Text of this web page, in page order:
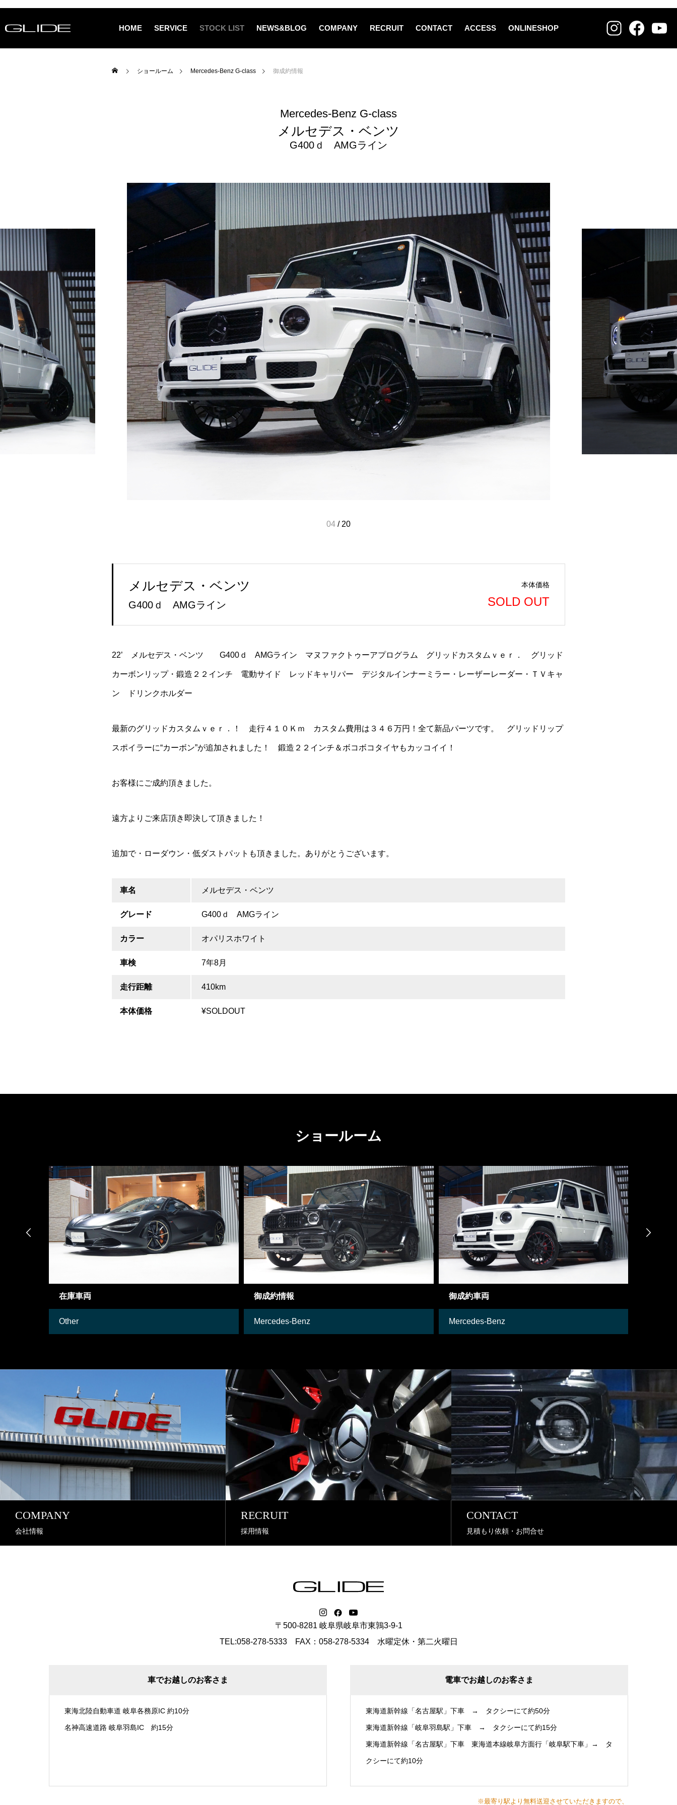
HOME SERVICE STOCK LIST NEWS&BLOG COMPANY RECRUIT CONTACT ACCESS ONLINESHOP
ショールーム Mercedes-Benz G-class 御成約情報
Mercedes-Benz G-class
メルセデス・ベンツ
G400ｄ AMGライン
04 / 20
メルセデス・ベンツ
G400ｄ AMGライン
本体価格
SOLD OUT
22’ メルセデス・ベンツ G400ｄ AMGライン マヌファクトゥーアプログラム グリッドカスタムｖｅｒ． グリッド
カーボンリップ・鍛造２２インチ 電動サイド レッドキャリパー デジタルインナーミラー・レーザーレーダー・ＴＶキャ
ン ドリンクホルダー
最新のグリッドカスタムｖｅｒ．！ 走行４１０Ｋｍ カスタム費用は３４６万円！全て新品パーツです。 グリッドリップ
スポイラーに“カーボン”が追加されました！ 鍛造２２インチ＆ボコボコタイヤもカッコイイ！
お客様にご成約頂きました。
遠方よりご来店頂き即決して頂きました！
追加で・ローダウン・低ダストパットも頂きました。ありがとうございます。
車名 メルセデス・ベンツ
グレード G400ｄ AMGライン
カラー オパリスホワイト
車検 7年8月
走行距離 410km
本体価格 ¥SOLDOUT
ショールーム
御成約情報 御成約車両
Mercedes-Benz
在庫車両
Lamborghini
 
COMPANY
会社情報
RECRUIT
採用情報
CONTACT
見積もり依頼・お問合せ
〒500-8281 岐阜県岐阜市東鶉3-9-1
TEL:058-278-5333 FAX：058-278-5334 水曜定休・第二火曜日
車でお越しのお客さま
東海北陸自動車道 岐阜各務原IC 約10分
名神高速道路 岐阜羽島IC 約15分
電車でお越しのお客さま
東海道新幹線「名古屋駅」下車 → タクシーにて約50分
東海道新幹線「岐阜羽島駅」下車 → タクシーにて約15分
東海道新幹線「名古屋駅」下車 東海道本線岐阜方面行「岐阜駅下車」→ タ
クシーにて約10分
※最寄り駅より無料送迎させていただきますので、